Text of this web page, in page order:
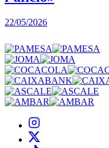
22/05/2026